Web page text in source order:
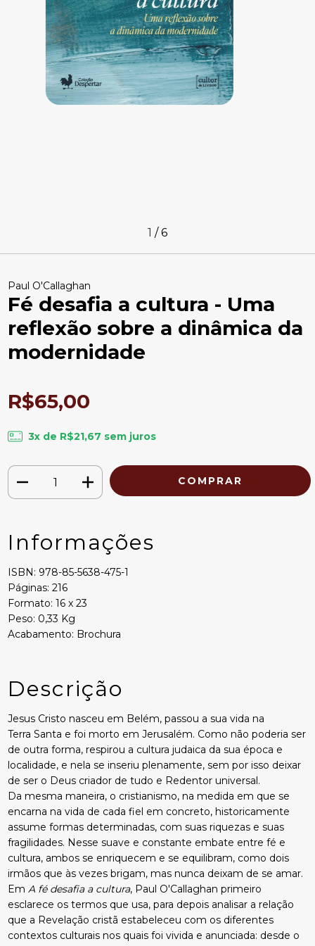
1 /6
Paul O'Callaghan
Fé desafia a cultura - Uma
reflexão sobre a dinâmica da
modernidade
R$65,00
3x de R$21,67 sem juros
Informações
ISBN: 978-85-5638-475-1
Páginas: 216
Formato: 16 x 23
Peso: 0,33 Kg
Acabamento: Brochura
Descrição
Jesus Cristo nasceu em Belém, passou a sua vida na
Terra Santa e foi morto em Jerusalém. Como não poderia ser
de outra forma, respirou a cultura judaica da sua época e
localidade, e nela se inseriu plenamente, sem por isso deixar
de ser o Deus criador de tudo e Redentor universal.
Da mesma maneira, o cristianismo, na medida em que se
encarna na vida de cada fiel em concreto, historicamente
assume formas determinadas, com suas riquezas e suas
fragilidades. Nesse suave e constante embate entre fé e
cultura, ambos se enriquecem e se equilibram, como dois
irmãos que às vezes brigam, mas nunca deixam de se amar.
EmA fé desafia a cultura, Paul O'Callaghan primeiro
esclarece os termos que usa, para depois analisar a relação
que a Revelação cristã estabeleceu com os diferentes
contextos culturais nos quais foi vivida e anunciada: desde o